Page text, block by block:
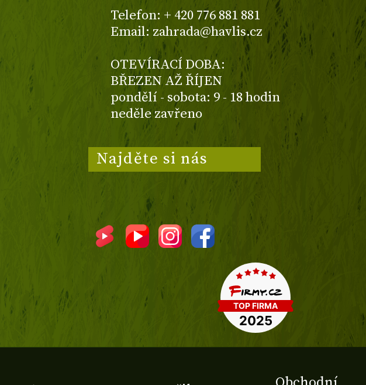
Telefon: + 420 776 881 881
Email: zahrada@havlis.cz
OTEVÍRACÍ DOBA:
BŘEZEN AŽ ŘÍJEN
pondělí - sobota: 9 - 18 hodin
neděle zavřeno
Najděte si nás